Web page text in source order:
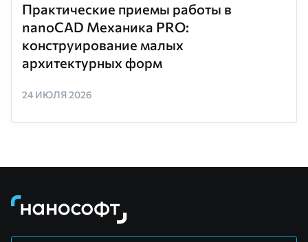
Практические приемы работы в
nanoCAD Механика PRO:
конструирование малых
архитектурных форм
24 ИЮЛЯ 2026